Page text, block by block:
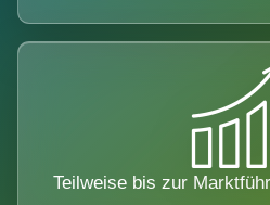
Teilweise bis zur